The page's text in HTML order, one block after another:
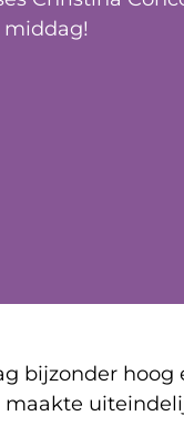
bijzonder hoog